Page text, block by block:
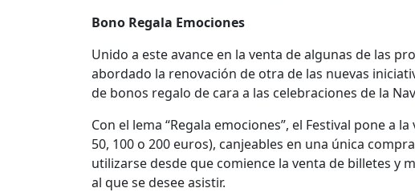
Bono Regala Emociones
Unido a este avance en la venta de algunas de las
abordado la renovación de otra de las nuevas
de bonos regalo de cara a las celebraciones de la
Con el lema “Regala emociones”, el Festival pone a
50, 100 o 200 euros), canjeables en una única
utilizarse desde que comience la venta de billetes y
al que se desee asistir.